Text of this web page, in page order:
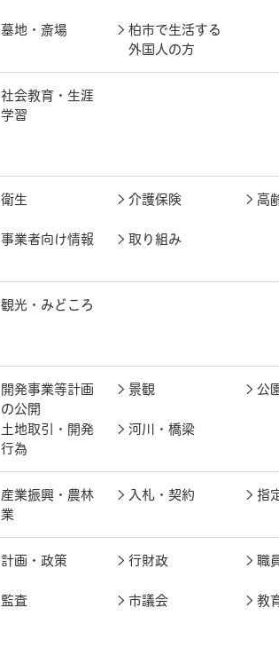
墓地・斎場
柏市で生活する
外国人の方
社会教育・生涯
学習
衛生 介護保険 高
事業者向け情報 取り組み
観光・みどころ
開発事業等計画
の公開
景観 公
土地取引・開発
行為
河川・橋梁
産業振興・農林
業
入札・契約 指
計画・政策 行財政 職
監査 市議会 教